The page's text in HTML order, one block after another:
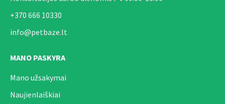
+370 666 10330
info@petbaze.lt
MANO PASKYRA
Mano užsakymai
Naujienlaiškiai